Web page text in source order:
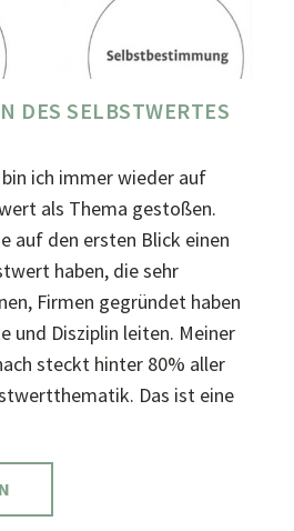
DES SELBSTWERTES
ich immer wieder auf
als Thema gestoßen.
auf den ersten Blick einen
haben, die sehr
Firmen gegründet haben
und Disziplin leiten. Meiner
steckt hinter 80% aller
Das ist eine